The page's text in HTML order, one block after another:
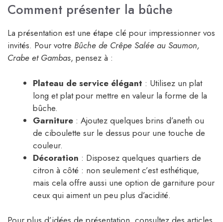
Comment présenter la bûche
La présentation est une étape clé pour impressionner vos
invités. Pour votre Bûche de Crêpe Salée au Saumon,
Crabe et Gambas, pensez à :
Plateau de service élégant : Utilisez un plat
long et plat pour mettre en valeur la forme de la
bûche.
Garniture : Ajoutez quelques brins d’aneth ou
de ciboulette sur le dessus pour une touche de
couleur.
Décoration : Disposez quelques quartiers de
citron à côté : non seulement c’est esthétique,
mais cela offre aussi une option de garniture pour
ceux qui aiment un peu plus d’acidité.